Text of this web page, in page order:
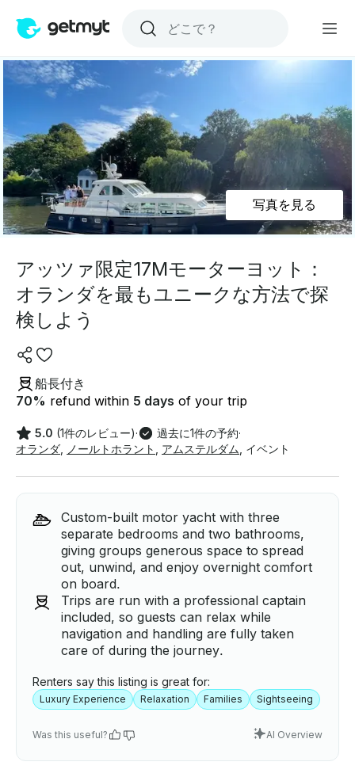
写真を見る
アッツァ限定17Mモーターヨット：
オランダを最もユニークな方法で探
検しよう
船長付き
70% refund within 5 days of your trip
5.0 (1件のレビュー)· 過去に1件の予約·
オランダ
ノールトホラント アムステルダム イベント
Custom-built motor yacht with three
separate bedrooms and two bathrooms,
giving groups generous space to spread
out, unwind, and enjoy overnight comfort
on board.
Trips are run with a professional captain
included, so guests can relax while
navigation and handling are fully taken
care of during the journey.
Renters say this listing is great for:
Luxury Experience Relaxation Families Sightseeing
Was this useful? AI Overview